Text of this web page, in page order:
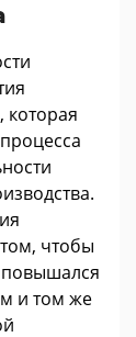
которая
чтобы
повышался
и том же